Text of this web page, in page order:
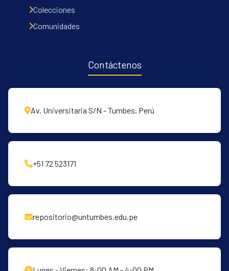
Colecciones
Comunidades
Contáctenos
Av. Universitaria S/N - Tumbes, Perú
+51 72 523171
repositorio@untumbes.edu.pe